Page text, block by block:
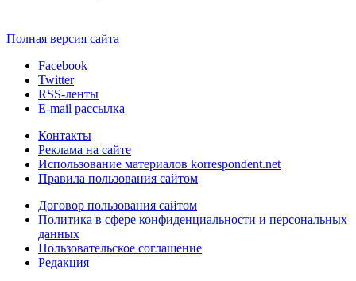
Полная версия сайта
Facebook
Twitter
RSS-ленты
E-mail рассылка
Контакты
Реклама на сайте
Использование материалов korrespondent.net
Правила пользования сайтом
Договор пользования сайтом
Политика в сфере конфиденциальности и персональных
данных
Пользовательское соглашение
Редакция